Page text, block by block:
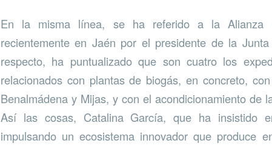
En la misma línea, se ha referido a la Alianza
recientemente en Jaén por el presidente de la
respecto, ha puntualizado que son cuatro los
relacionados con plantas de biogás, en concreto,
Benalmádena y Mijas, y con el acondicionamiento de
Así las cosas, Catalina García, que ha insistido
impulsando un ecosistema innovador que produce